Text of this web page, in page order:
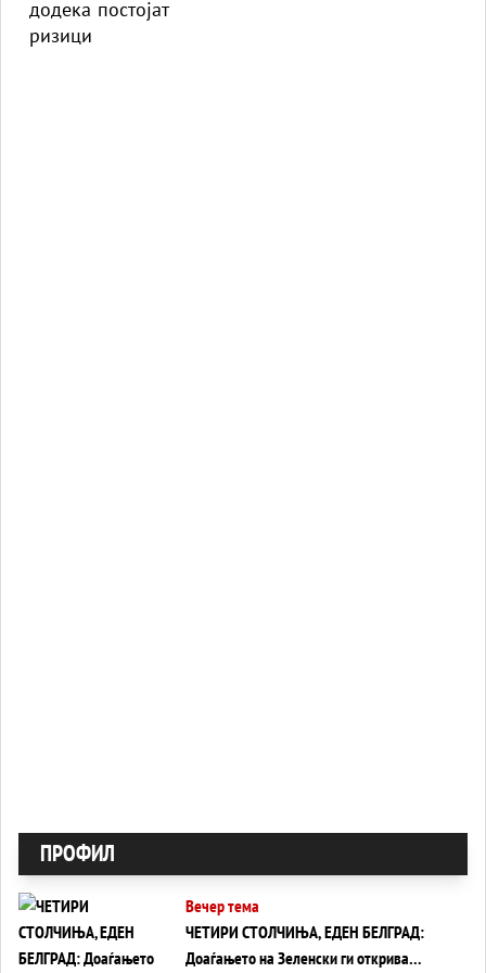
ПРОФИЛ
Вечер тема
ЧЕТИРИ СТОЛЧИЊА, ЕДЕН БЕЛГРАД:
Доаѓањето на Зеленски ги открива